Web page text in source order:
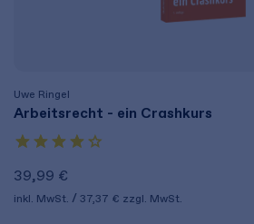
Uwe Ringel
Arbeitsrecht - ein Crashkurs
39,99 €
inkl. MwSt. 37,37 € zzgl. MwSt.